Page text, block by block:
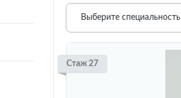
Выберите специальность
Стаж 27